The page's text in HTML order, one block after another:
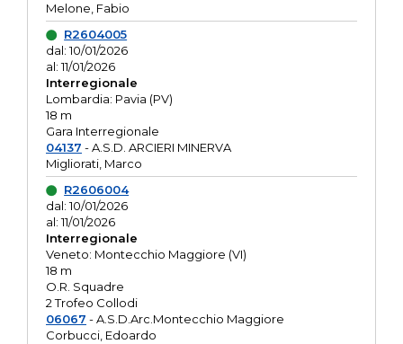
Melone, Fabio
R2604005
dal: 10/01/2026
al: 11/01/2026
Interregionale
Lombardia: Pavia (PV)
18 m
Gara Interregionale
04137 - A.S.D. ARCIERI MINERVA
Migliorati, Marco
R2606004
dal: 10/01/2026
al: 11/01/2026
Interregionale
Veneto: Montecchio Maggiore (VI)
18 m
O.R. Squadre
2 Trofeo Collodi
06067 - A.S.D.Arc.Montecchio Maggiore
Corbucci, Edoardo